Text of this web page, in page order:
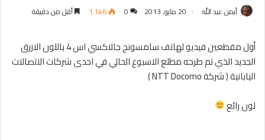
أيمن عبد الله 20 مايو, 2013 0 1٬146 أقل من دقيقة
أول مقطعين فيديو لهاتف سامسونج جالاكسي اس 4 باللون الازرق
الجديد الذي تم طرحه مطلع الاسبوع الحالي في احدى شركات الاتصالات
اليابانية ( شركة NTT Docomo )
لون رائع